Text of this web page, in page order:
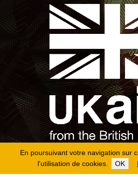
En poursuivant votre navigation sur
l'utilisation de cookies.
OK